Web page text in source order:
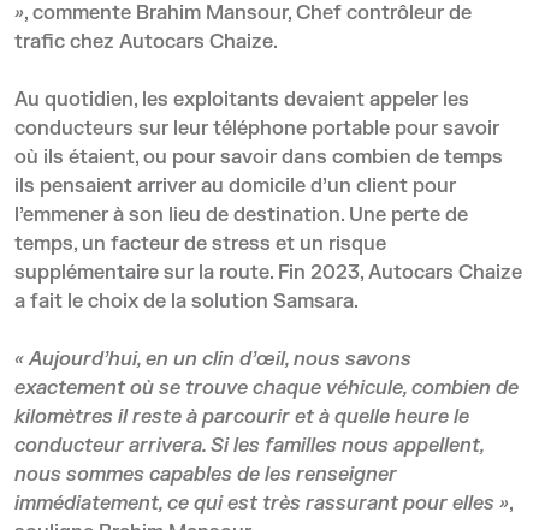
», commente Brahim Mansour, Chef contrôleur de
trafic chez Autocars Chaize.
Au quotidien, les exploitants devaient appeler les
conducteurs sur leur téléphone portable pour savoir
où ils étaient, ou pour savoir dans combien de temps
ils pensaient arriver au domicile d’un client pour
l’emmener à son lieu de destination. Une perte de
temps, un facteur de stress et un risque
supplémentaire sur la route. Fin 2023, Autocars Chaize
a fait le choix de la solution Samsara.
« Aujourd’hui, en un clin d’œil, nous savons
exactement où se trouve chaque véhicule, combien de
kilomètres il reste à parcourir et à quelle heure le
conducteur arrivera. Si les familles nous appellent,
nous sommes capables de les renseigner
immédiatement, ce qui est très rassurant pour elles »,